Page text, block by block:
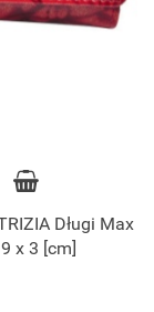
Długi Max
x 3 [cm]